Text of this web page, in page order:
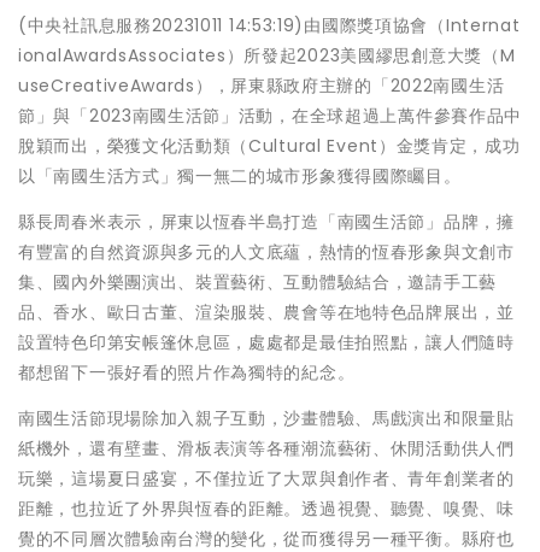
(中央社訊息服務20231011 14:53:19)由國際獎項協會（Internat
ionalAwardsAssociates）所發起2023美國繆思創意大獎（M
useCreativeAwards），屏東縣政府主辦的「2022南國生活
節」與「2023南國生活節」活動，在全球超過上萬件參賽作品中
脫穎而出，榮獲文化活動類（Cultural Event）金獎肯定，成功
以「南國生活方式」獨一無二的城市形象獲得國際矚目。
縣長周春米表示，屏東以恆春半島打造「南國生活節」品牌，擁
有豐富的自然資源與多元的人文底蘊，熱情的恆春形象與文創市
集、國內外樂團演出、裝置藝術、互動體驗結合，邀請手工藝
品、香水、歐日古董、渲染服裝、農會等在地特色品牌展出，並
設置特色印第安帳篷休息區，處處都是最佳拍照點，讓人們隨時
都想留下一張好看的照片作為獨特的紀念。
南國生活節現場除加入親子互動，沙畫體驗、馬戲演出和限量貼
紙機外，還有壁畫、滑板表演等各種潮流藝術、休閒活動供人們
玩樂，這場夏日盛宴，不僅拉近了大眾與創作者、青年創業者的
距離，也拉近了外界與恆春的距離。透過視覺、聽覺、嗅覺、味
覺的不同層次體驗南台灣的變化，從而獲得另一種平衡。縣府也